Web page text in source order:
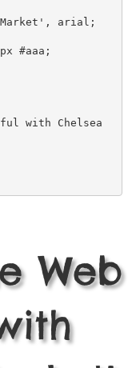
arial;
#aaa;
Web